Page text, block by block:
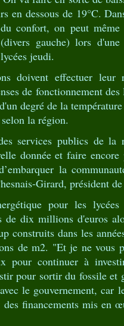
en dessous de 19°C.
confort, on peut
gauche) lors
jeudi.
doivent effectuer leur
de fonctionnement des
degré de la
la région.
services publics de la
donnée et faire encore
la
Girard, président
pour les
de dix millions d'euros
construits dans les
de m2. "Et je ne vous
continuer à
pour sortir du fossile et
le gouvernement, car
des financements mis en